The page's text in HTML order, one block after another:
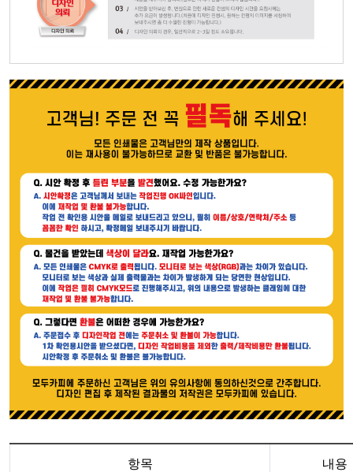
항목 내용